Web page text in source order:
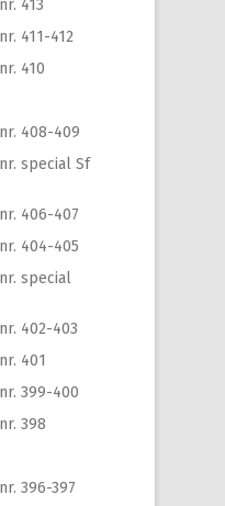
413
411-412
410
408-409
special Sf
406-407
404-405
special
402-403
401
399-400
398
396-397